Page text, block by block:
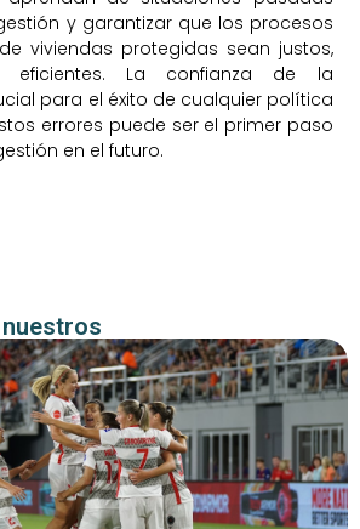
y garantizar que los procesos
viviendas protegidas sean justos,
eficientes. La confianza de la
para el éxito de cualquier política
errores puede ser el primer paso
en el futuro.